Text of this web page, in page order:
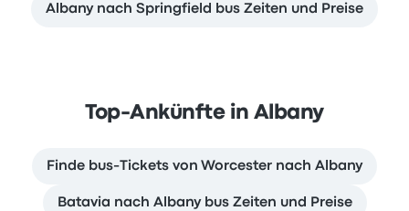
Albany nach Springfield bus Zeiten und Preise
Top-Ankünfte in Albany
Finde bus-Tickets von Worcester nach Albany
Batavia nach Albany bus Zeiten und Preise